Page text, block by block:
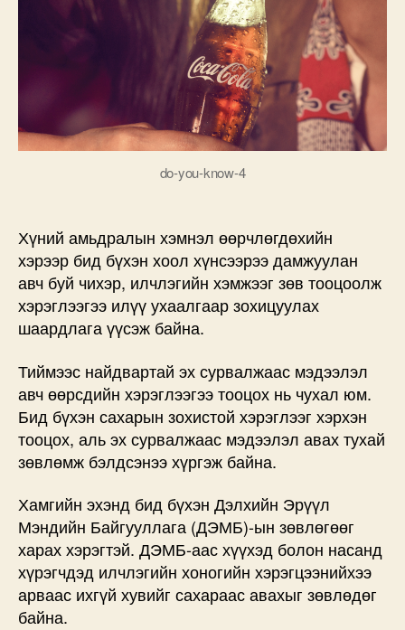
хэрхэн
тооцоолдог
do-you-know-4
Хүний амьдралын хэмнэл өөрчлөгдөхийн
хэрээр бид бүхэн хоол хүнсээрээ дамжуулан
авч буй чихэр, илчлэгийн хэмжээг зөв тооцоолж
хэрэглээгээ илүү ухаалгаар зохицуулах
шаардлага үүсэж байна.
Тиймээс найдвартай эх сурвалжаас мэдээлэл
авч өөрсдийн хэрэглээгээ тооцох нь чухал юм.
Бид бүхэн сахарын зохистой хэрэглээг хэрхэн
тооцох, аль эх сурвалжаас мэдээлэл авах тухай
зөвлөмж бэлдсэнээ хүргэж байна.
Хамгийн эхэнд бид бүхэн Дэлхийн Эрүүл
Мэндийн Байгууллага (ДЭМБ)-ын зөвлөгөөг
харах хэрэгтэй. ДЭМБ-аас хүүхэд болон насанд
хүрэгчдэд илчлэгийн хоногийн хэрэгцээнийхээ
арваас ихгүй хувийг сахараас авахыг зөвлөдөг
байна.